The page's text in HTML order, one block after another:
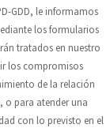
GDD, le informamos
los formularios
tratados en nuestro
los compromisos
de la relación
o para atender una
con lo previsto en el